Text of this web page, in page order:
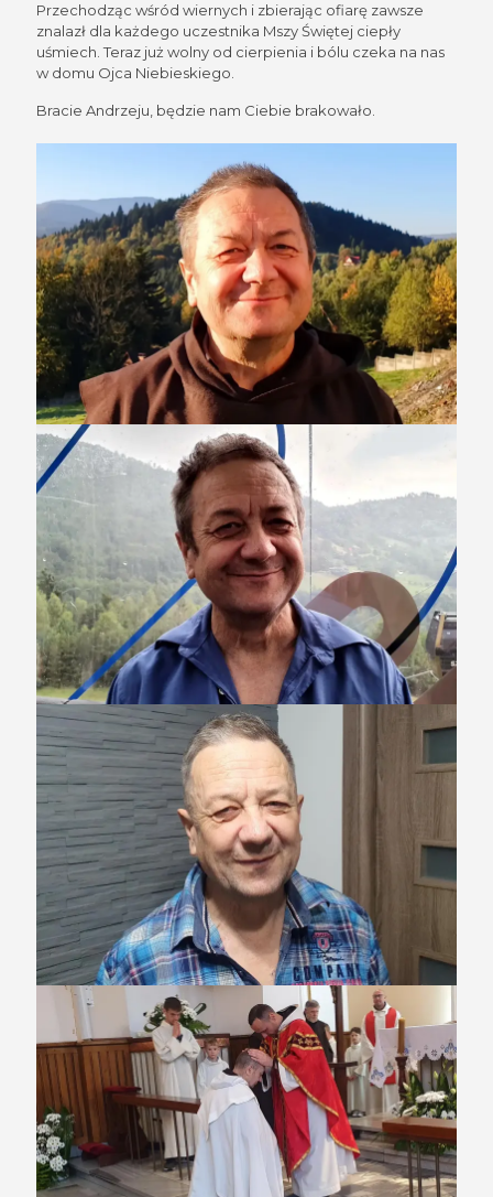
Przechodząc wśród wiernych i zbierając ofiarę zawsze
znalazł dla każdego uczestnika Mszy Świętej ciepły
uśmiech. Teraz już wolny od cierpienia i bólu czeka na nas
w domu Ojca Niebieskiego.
Bracie Andrzeju, będzie nam Ciebie brakowało.